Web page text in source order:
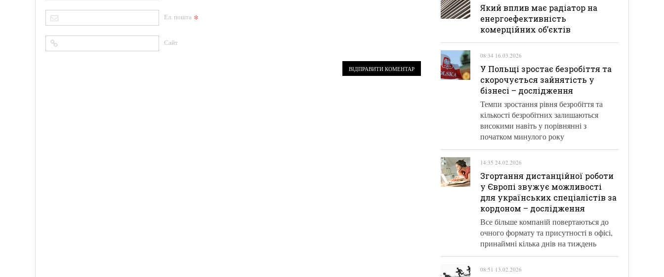
Ел. пошта *
Сайт
Який вплив має радіатор на
енергоефективність
комерційних об’єктів
08:34 16.03.2026
У Польщі зростає безробіття та
скорочується зайнятість у
бізнесі – дослідження
Темпи зростання рівня безробіття та
кількості безробітних залишаються
високими навіть у порівнянні з
початком минулого року
14:35 24.02.2026
Згортання дистанційної роботи
у Європі звужує можливості
для українських спеціалістів за
кордоном – дослідження
Все більше компаній повертаються до
очного формату та присутності в офісі,
принаймні кілька днів на тиждень
08:51 13.02.2026